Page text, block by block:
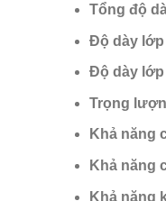
Tổng độ
Độ dày lớp
Độ dày lớp
Trọng
Khả năng
Khả năng
Khả năng